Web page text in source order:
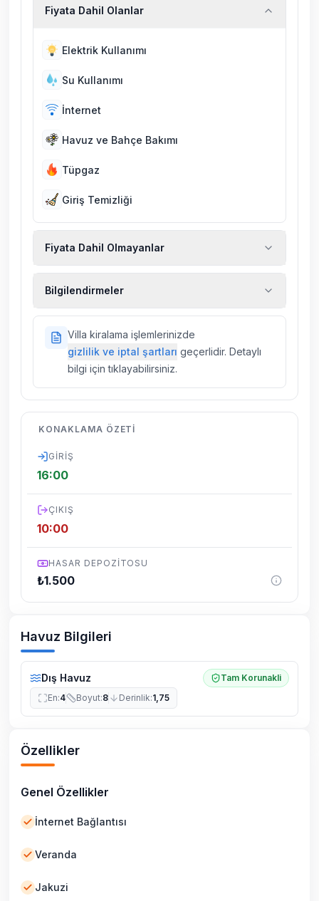
Fiyata Dahil Olanlar
Elektrik Kullanımı
Su Kullanımı
İnternet
Havuz ve Bahçe Bakımı
Tüpgaz
Giriş Temizliği
Fiyata Dahil Olmayanlar
sigortaları fiyatlara dahil değildir.
Bilgilendirmeler
villalarımızda düzenli olarak ilaçlama
yapılmaktadır. Buna rağmen çevrede
kelebek, böcek, sinek vs. bulunma ihtimali
dönemsel olarak altyapı çalışmaları
yapılabilmektedir. Bu çalışma nedeniyle yol
Villa kiralama işlemlerinizde
gizlilik ve iptal şartları geçerlidir. Detaylı
bilgi için tıklayabilirsiniz.
KONAKLAMA ÖZETI
GIRIŞ
16:00
ÇIKIŞ
10:00
HASAR DEPOZITOSU
₺1.500
Havuz Bilgileri
Dış Havuz
Tam Korunakli
En:4 Boyut:8 Derinlik:1,75
Özellikler
Genel Özellikler
İnternet Bağlantısı
Veranda
Jakuzi